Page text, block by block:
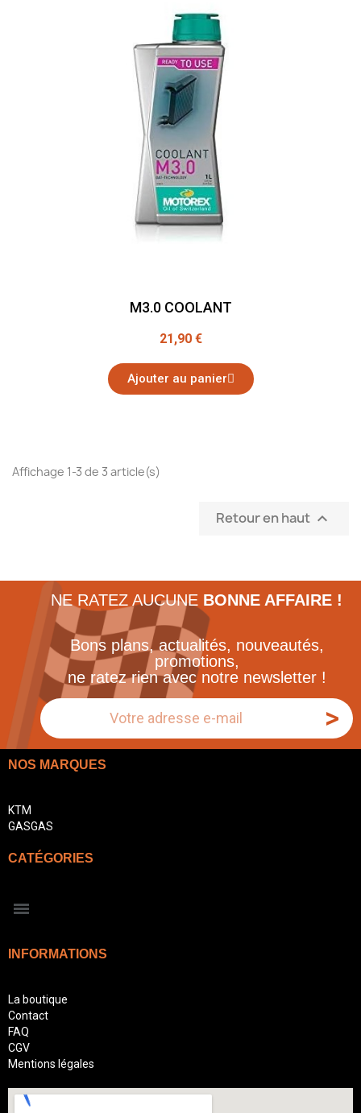
M3.0 COOLANT
21,90 €
Ajouter au panier
Affichage 1-3 de 3 article(s)
Retour en haut 
NE RATEZ AUCUNE BONNE AFFAIRE !
Bons plans, actualités, nouveautés,
promotions,
ne ratez rien avec notre newsletter !
>
NOS MARQUES
KTM
GASGAS
CATÉGORIES
INFORMATIONS
La boutique
Contact
FAQ
CGV
Mentions légales